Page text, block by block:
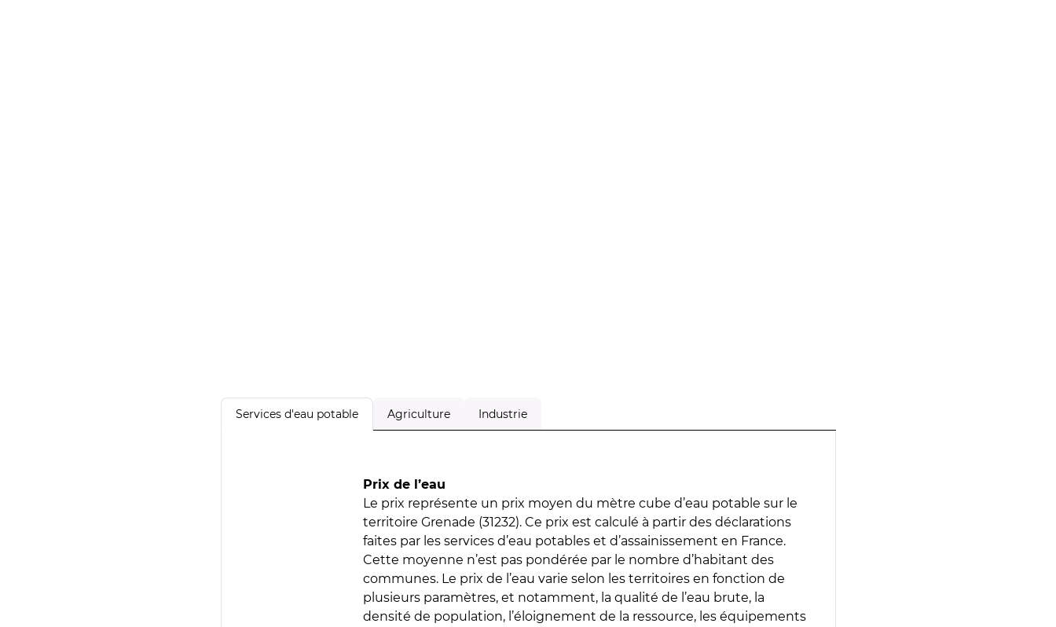
Services d'eau potable Agriculture Industrie
Prix de l’eau
Le prix représente un prix moyen du mètre cube d’eau potable sur le
territoire Grenade (31232). Ce prix est calculé à partir des déclarations
faites par les services d’eau potables et d’assainissement en France.
Cette moyenne n’est pas pondérée par le nombre d’habitant des
communes. Le prix de l’eau varie selon les territoires en fonction de
plusieurs paramètres, et notamment, la qualité de l’eau brute, la
densité de population, l’éloignement de la ressource, les équipements